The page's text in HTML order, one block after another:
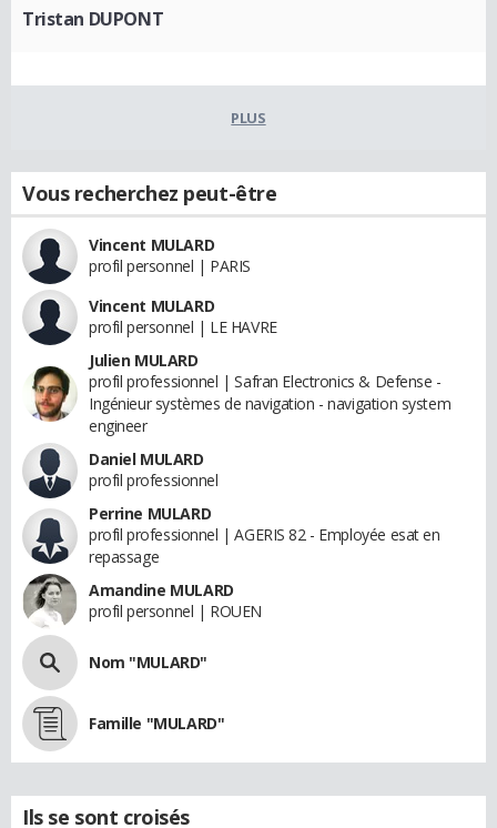
Tristan DUPONT
PLUS
Vous recherchez peut-être
Vincent MULARD
profil personnel | PARIS
Vincent MULARD
profil personnel | LE HAVRE
Julien MULARD
profil professionnel | Safran Electronics & Defense -
Ingénieur systèmes de navigation - navigation system
engineer
Daniel MULARD
profil professionnel
Perrine MULARD
profil professionnel | AGERIS 82 - Employée esat en
repassage
Amandine MULARD
profil personnel | ROUEN
Nom "MULARD"
Famille "MULARD"
Ils se sont croisés